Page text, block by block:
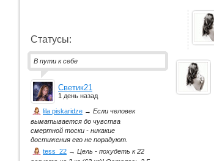
Статусы:
В пути к себе
Светик21
1 день назад
lila piskaridze → Если человек
выматывается до чувства
смертной тоски - никакие
достижения его не порадуют.
tess_22 → Цель - похудеть к 22